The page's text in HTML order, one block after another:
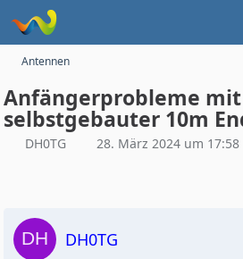
Antennen
Anfängerprobleme
selbstgebauter 10m
DH0TG 28. März 2024 um 17:58
DH0TG